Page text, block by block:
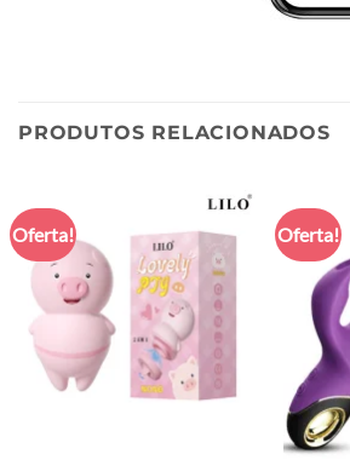
PRODUTOS RELACIONADOS
Oferta! Oferta!